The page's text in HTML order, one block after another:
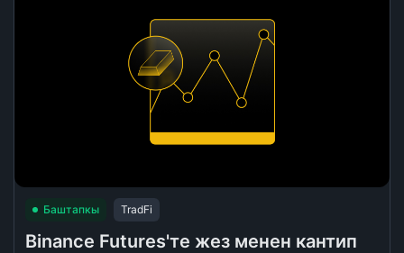
Баштапкы TradFi
Binance Futures'те жез менен кантип